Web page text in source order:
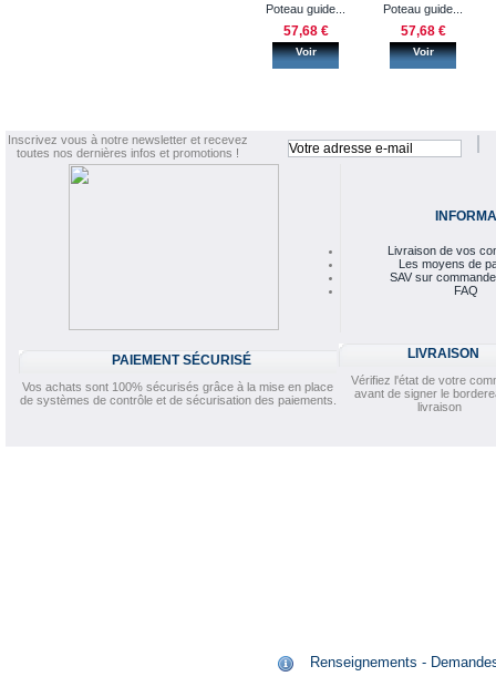
Poteau guide...
57,68 €
Voir
Poteau guide...
57,68 €
Voir
Inscrivez vous à notre newsletter et recevez
toutes nos dernières infos et promotions !
Livraison de vos
Les moyens de
SAV sur
FAQ
PAIEMENT SÉCURISÉ
Vos achats sont 100% sécurisés grâce à la mise en place
de systèmes de contrôle et de sécurisation des paiements.
LIVRAISON
Vérifiez l'état de votre
avant de signer le
livraison
Renseignements -